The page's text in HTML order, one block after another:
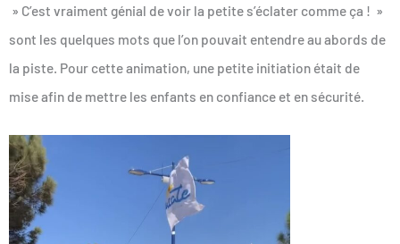
» C’est vraiment génial de voir la petite s’éclater comme ça ! »
sont les quelques mots que l’on pouvait entendre au abords de
la piste. Pour cette animation, une petite initiation était de
mise afin de mettre les enfants en confiance et en sécurité.